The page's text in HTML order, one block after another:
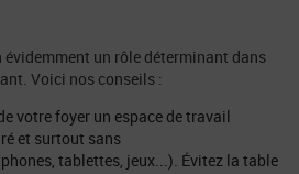
évidemment un rôle déterminant dans
Voici nos conseils :
votre foyer un espace de travail
et surtout sans
tablettes, jeux...). Évitez la table